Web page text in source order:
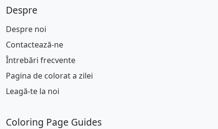
Despre
Despre noi
Contactează-ne
Întrebări frecvente
Pagina de colorat a zilei
Leagă-te la noi
Coloring Page Guides